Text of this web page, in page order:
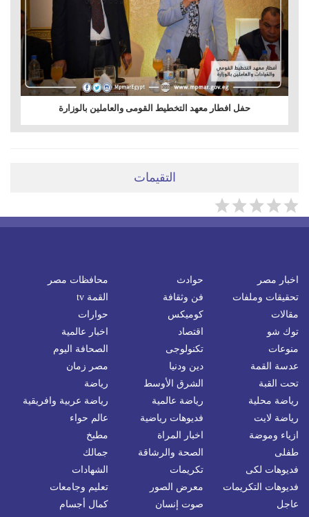
حفل افطار معهد التخطيط القومى والعاملين بالوزارة
التقيمات
اخبار مصر حوادث
محافظات مصر
تحقيقات وملفات
فن وثقافة
القمة tv
مقالات
كوميكس
حوارات
توك شو
اقتصاد
اخبار عالمية
منوعات
تكنولوجى
الصحافة اليوم
عدسة القمة
دين ودنيا
مصر زمان
تحت القبة
الشرق الأوسط
رياضة
رياضة محلية
رياضة عالمية
رياضة عربية وافريقية
رياضة لايت
فديوهات رياضية
عالم حواء
ازياء وموضة
اخبار المراة
مطبخ
طفلى
الصحة والرشاقة
جمالك
فديوهات لكى
تكريمات
الشهادات
فديوهات التكريمات
معرض الصور
تعليم وجامعات
عاجل
صوت إنسان
كمال أجسام